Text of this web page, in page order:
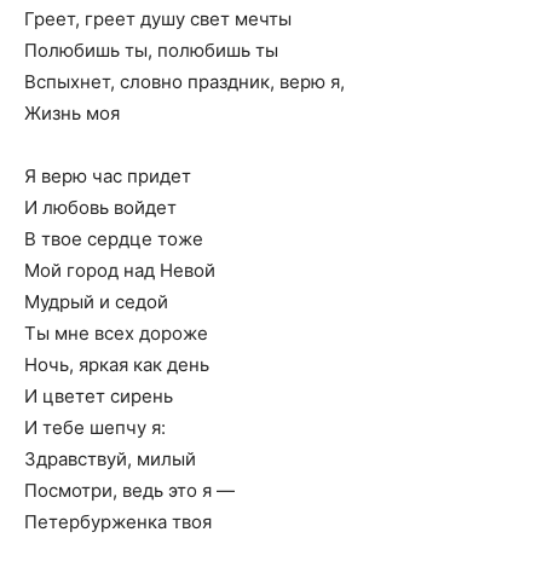
Греет, греет душу свет мечты
Полюбишь ты, полюбишь ты
Вспыхнет, словно праздник, верю я,
Жизнь моя
Я верю час придет
И любовь войдет
В твое сердце тоже
Мой город над Невой
Мудрый и седой
Ты мне всех дороже
Ночь, яркая как день
И цветет сирень
И тебе шепчу я:
Здравствуй, милый
Посмотри, ведь это я —
Петербурженка твоя